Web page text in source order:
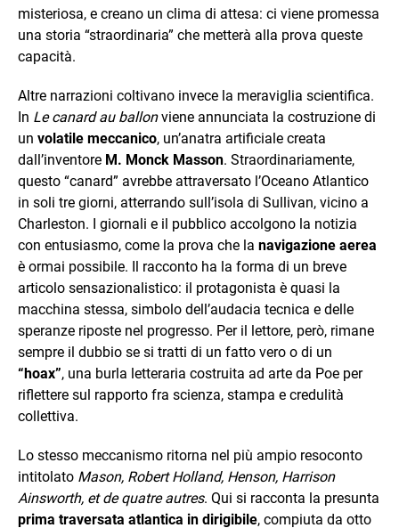
misteriosa, e creano un clima di attesa: ci viene promessa
una storia “straordinaria” che metterà alla prova queste
capacità.
Altre narrazioni coltivano invece la meraviglia scientifica.
In Le canard au ballonviene annunciata la costruzione di
un volatile meccanico, un’anatra artificiale creata
dall’inventore M. Monck Masson. Straordinariamente,
questo “canard” avrebbe attraversato l’Oceano Atlantico
in soli tre giorni, atterrando sull’isola di Sullivan, vicino a
Charleston. I giornali e il pubblico accolgono la notizia
con entusiasmo, come la prova che la navigazione aerea
è ormai possibile. Il racconto ha la forma di un breve
articolo sensazionalistico: il protagonista è quasi la
macchina stessa, simbolo dell’audacia tecnica e delle
speranze riposte nel progresso. Per il lettore, però, rimane
sempre il dubbio se si tratti di un fatto vero o di un
“hoax”, una burla letteraria costruita ad arte da Poe per
riflettere sul rapporto fra scienza, stampa e credulità
collettiva.
Lo stesso meccanismo ritorna nel più ampio resoconto
intitolato Mason, Robert Holland, Henson, Harrison
Ainsworth, et de quatre autres. Qui si racconta la presunta
prima traversata atlantica in dirigibile, compiuta da otto